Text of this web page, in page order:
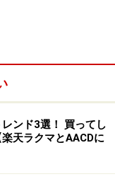
レンド3選！ 買ってし
天ラクマとAACDに